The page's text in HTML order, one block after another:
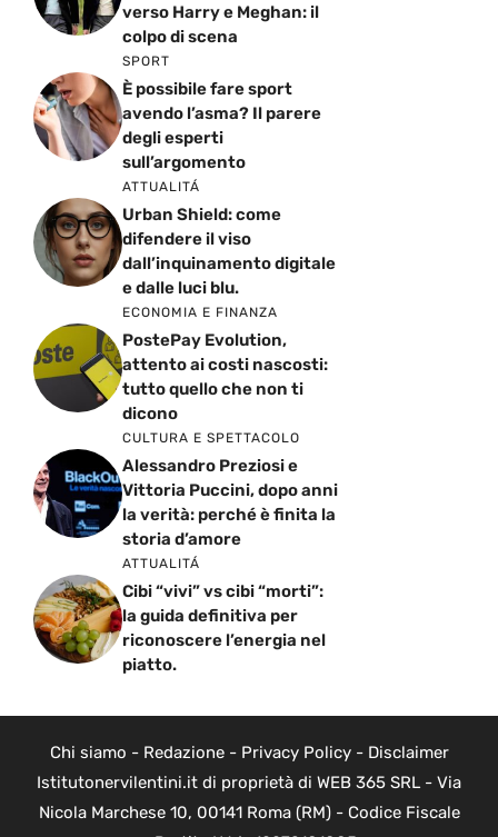
verso Harry e Meghan: il
colpo di scena
SPORT
È possibile fare sport
avendo l’asma? Il parere
degli esperti
sull’argomento
ATTUALITÁ
Urban Shield: come
difendere il viso
dall’inquinamento digitale
e dalle luci blu.
ECONOMIA E FINANZA
PostePay Evolution,
attento ai costi nascosti:
tutto quello che non ti
dicono
CULTURA E SPETTACOLO
Alessandro Preziosi e
Vittoria Puccini, dopo anni
la verità: perché è finita la
storia d’amore
ATTUALITÁ
Cibi “vivi” vs cibi “morti”:
la guida definitiva per
riconoscere l’energia nel
piatto.
Chi siamo - Redazione- Privacy Policy- Disclaimer
Istitutonervilentini.it di proprietà di WEB 365 SRL - Via
Nicola Marchese 10, 00141 Roma (RM) - Codice Fiscale